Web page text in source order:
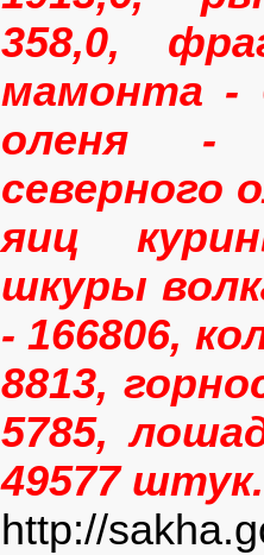
358,0,
мамонта -
оленя -
северного
яиц
шкуры
- 166806,
8813,
5785,
49577 штук.
http://